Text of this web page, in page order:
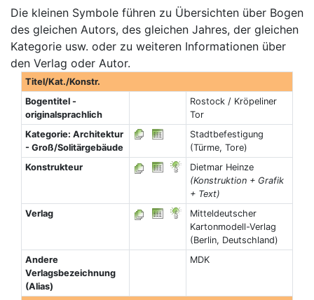
Die kleinen Symbole führen zu Übersichten über Bogen
des gleichen Autors, des gleichen Jahres, der gleichen
Kategorie usw. oder zu weiteren Informationen über
den Verlag oder Autor.
Titel/Kat./Konstr.
Bogentitel -
originalsprachlich
Rostock / Kröpeliner
Tor
Kategorie: Architektur
- Groß/Solitärgebäude
Stadtbefestigung
(Türme, Tore)
Konstrukteur
Dietmar Heinze
(Konstruktion + Grafik
+ Text)
Verlag
Mitteldeutscher
Kartonmodell-Verlag
(Berlin, Deutschland)
Andere
Verlagsbezeichnung
(Alias)
MDK